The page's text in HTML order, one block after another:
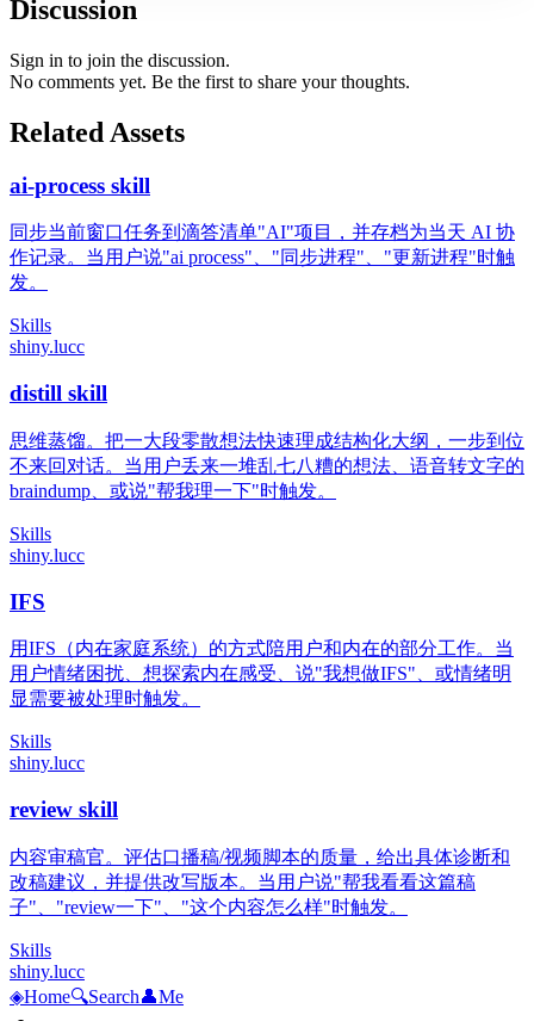
Discussion
Sign in to join the discussion.
No comments yet. Be the first to share your thoughts.
Related Assets
ai-process skill
同步当前窗口任务到滴答清单"AI"项目，并存档为当天 AI 协
作记录。当用户说"ai process"、"同步进程"、"更新进程"时触
发。
Skills
shiny.lucc
distill skill
思维蒸馏。把一大段零散想法快速理成结构化大纲，一步到位
不来回对话。当用户丢来一堆乱七八糟的想法、语音转文字的
braindump、或说"帮我理一下"时触发。
Skills
shiny.lucc
IFS
用IFS（内在家庭系统）的方式陪用户和内在的部分工作。当
用户情绪困扰、想探索内在感受、说"我想做IFS"、或情绪明
显需要被处理时触发。
Skills
shiny.lucc
review skill
内容审稿官。评估口播稿/视频脚本的质量，给出具体诊断和
改稿建议，并提供改写版本。当用户说"帮我看看这篇稿
子"、"review一下"、"这个内容怎么样"时触发。
Skills
shiny.lucc
◈Home🔍Search👤Me